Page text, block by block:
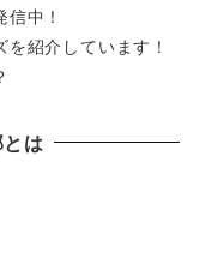
中！
紹介しています！
は